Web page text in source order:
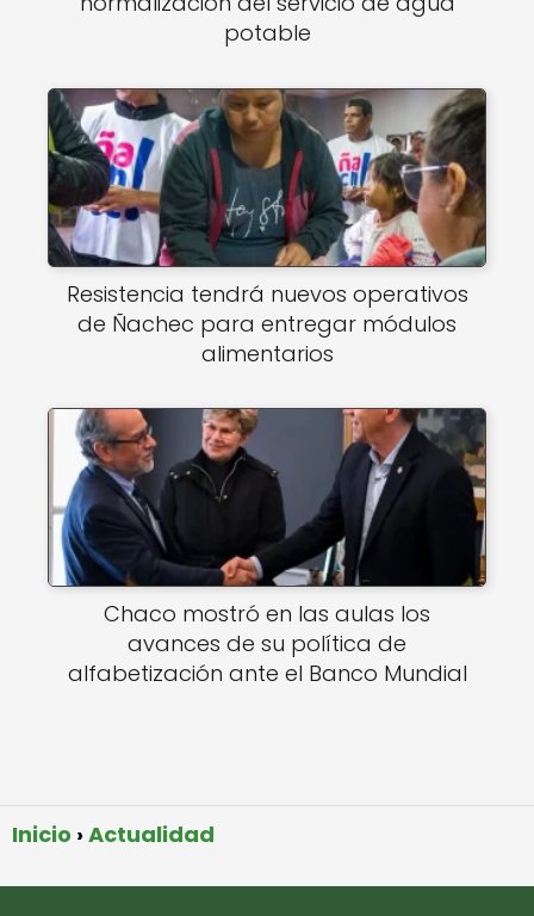
potable
Resistencia tendrá nuevos operativos
de Ñachec para entregar módulos
alimentarios
Chaco mostró en las aulas los
avances de su política de
alfabetización ante el Banco Mundial
Inicio Actualidad